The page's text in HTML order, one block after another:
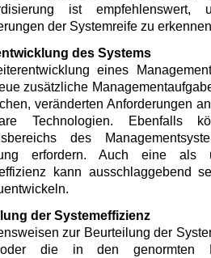
ist
der Systemreife zu
des Systems
eines
zusätzliche
veränderten Anforderungen
Technologien. Ebenfalls
des
erfordern. Auch eine als
kann ausschlaggebend
der Systemeffizienz
zur Beurteilung der
die in den genormten